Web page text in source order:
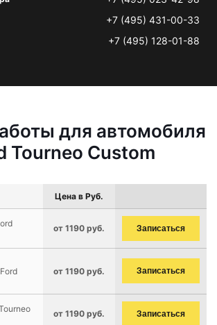
+7 (495) 431-00-33
+7 (495) 128-01-88
для автомобиля
Tourneo Custom
Цена в Руб.
от 1190 руб. Записаться
от 1190 руб. Записаться
от 1190 руб. Записаться